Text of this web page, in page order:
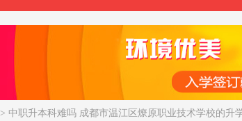
> 中职升本科难吗 成都市温江区燎原职业技术学校的升